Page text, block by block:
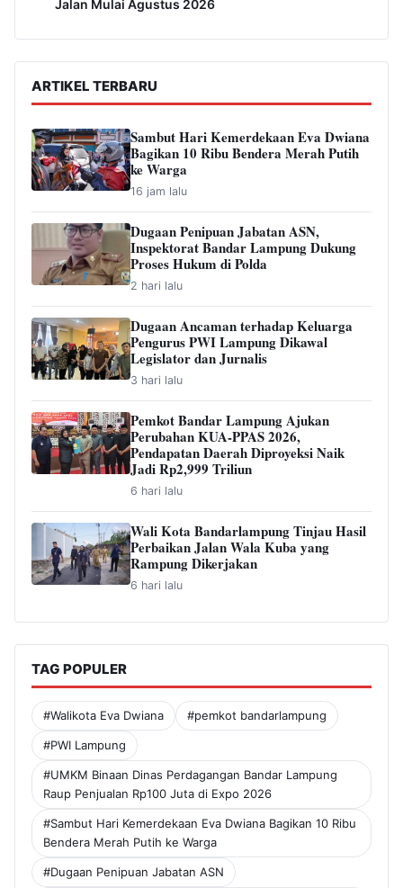
Jalan Mulai Agustus 2026
ARTIKEL TERBARU
Sambut Hari Kemerdekaan Eva Dwiana
Bagikan 10 Ribu Bendera Merah Putih
ke Warga
16 jam lalu
Dugaan Penipuan Jabatan ASN,
Inspektorat Bandar Lampung Dukung
Proses Hukum di Polda
2 hari lalu
Dugaan Ancaman terhadap Keluarga
Pengurus PWI Lampung Dikawal
Legislator dan Jurnalis
3 hari lalu
Pemkot Bandar Lampung Ajukan
Perubahan KUA-PPAS 2026,
Pendapatan Daerah Diproyeksi Naik
Jadi Rp2,999 Triliun
6 hari lalu
Wali Kota Bandarlampung Tinjau Hasil
Perbaikan Jalan Wala Kuba yang
Rampung Dikerjakan
6 hari lalu
TAG POPULER
#Walikota Eva Dwiana #pemkot bandarlampung
#PWI Lampung
#UMKM Binaan Dinas Perdagangan Bandar Lampung
Raup Penjualan Rp100 Juta di Expo 2026
#Sambut Hari Kemerdekaan Eva Dwiana Bagikan 10 Ribu
Bendera Merah Putih ke Warga
#Dugaan Penipuan Jabatan ASN